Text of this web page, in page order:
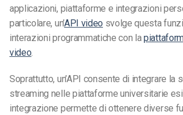
applicazioni, piattaforme e integrazioni
particolare, un’API video svolge questa
interazioni programmatiche con la
video
Soprattutto, un’API consente di integrare la
streaming nelle piattaforme universitarie
integrazione permette di ottenere diverse